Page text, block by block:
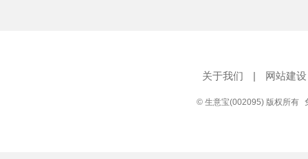
关于我们 | 网站建设
© 生意宝(002095) 版权所有